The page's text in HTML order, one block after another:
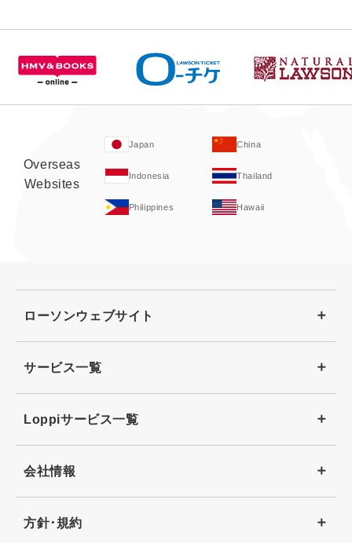
Overseas
Websites
Japan China
Indonesia Thailand
Philippines Hawaii
ローソンウェブサイト
サービス一覧
Loppiサービス一覧
会社情報
方針･規約